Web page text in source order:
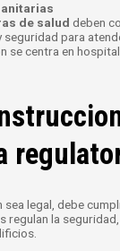
de salud deben
seguridad para
se centra en
legal, debe
regulan la